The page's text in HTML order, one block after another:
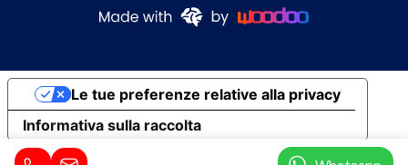
Informativa sulla raccolta
Le tue preferenze relative alla privacy